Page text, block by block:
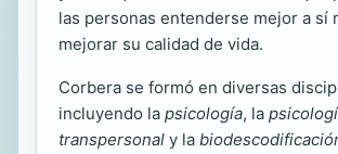
las personas entenderse mejor a sí
mejorar su calidad de vida.
Corbera se formó en diversas
incluyendo la psicología, la
transpersonal y la